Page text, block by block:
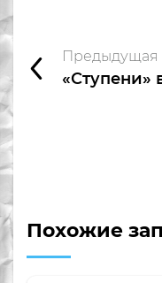
Предыдущая
«Ступени»
Похожие